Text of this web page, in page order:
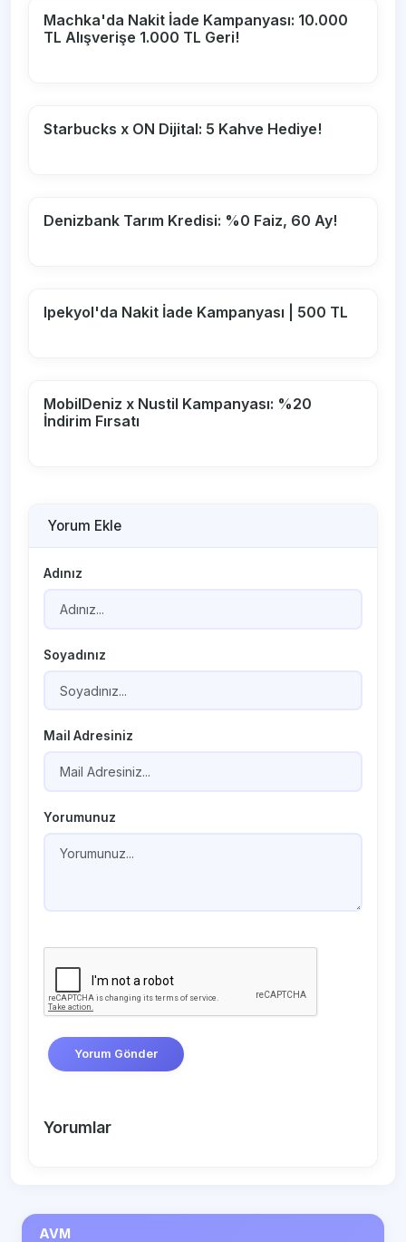
Machka'da Nakit İade Kampanyası: 10.000
TL Alışverişe 1.000 TL Geri!
Starbucks x ON Dijital: 5 Kahve Hediye!
Denizbank Tarım Kredisi: %0 Faiz, 60 Ay!
Ipekyol'da Nakit İade Kampanyası | 500 TL
MobilDeniz x Nustil Kampanyası: %20
İndirim Fırsatı
Yorum Ekle
Adınız
Soyadınız
Mail Adresiniz
Yorumunuz
Yorum Gönder
Yorumlar
AVM